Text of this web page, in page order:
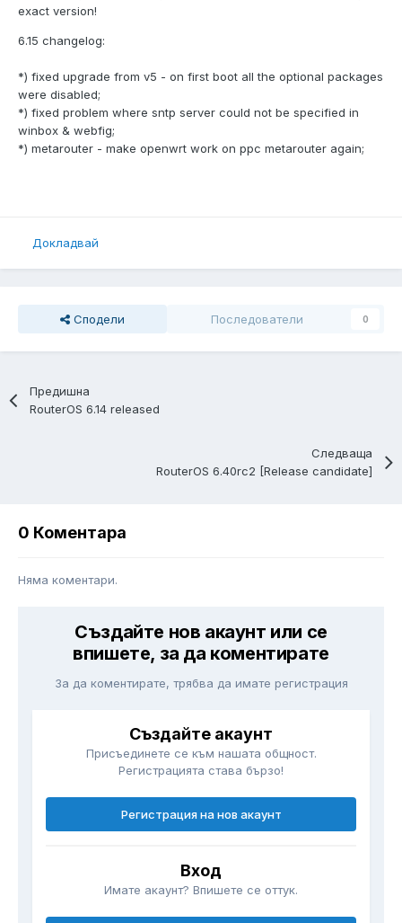
exact version!
6.15 changelog:
*) fixed upgrade from v5 - on first boot all the optional packages
were disabled;
*) fixed problem where sntp server could not be specified in
winbox & webfig;
*) metarouter - make openwrt work on ppc metarouter again;
Докладвай
Сподели Последователи 0
Предишна
RouterOS 6.14 released
Следваща
RouterOS 6.40rc2 [Release candidate]
0 Коментара
Няма коментари.
Създайте нов акаунт или се
впишете, за да коментирате
За да коментирате, трябва да имате регистрация
Създайте акаунт
Присъединете се към нашата общност.
Регистрацията става бързо!
Регистрация на нов акаунт
Вход
Имате акаунт? Впишете се оттук.